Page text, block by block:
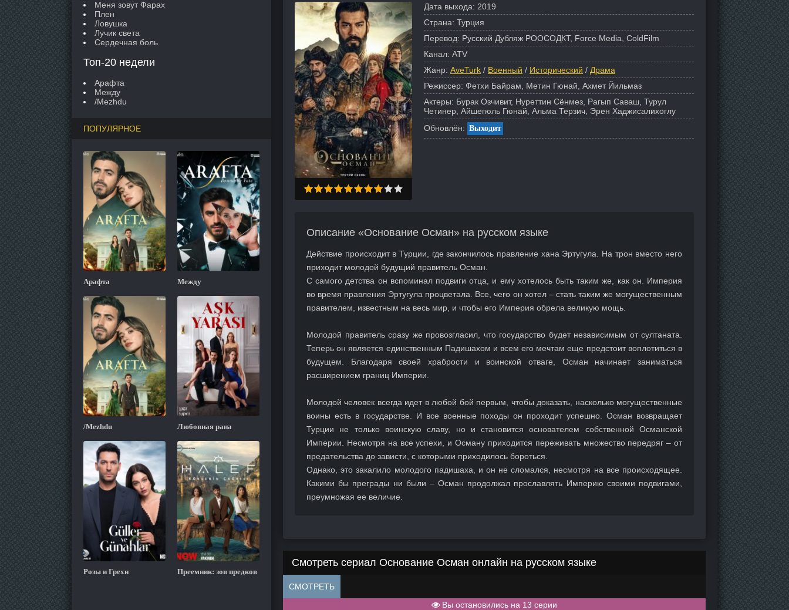
Дата выхода: 2019
Страна: Турция
Перевод: Русский Дубляж РООСОДКТ, Force Media, ColdFilm
Канал: ATV
Жанр: AveTurk / Военный / Исторический / Драма
Режиссер: Фетхи Байрам, Метин Гюнай, Ахмет Йильмаз
Актеры: Бурак Озчивит, Нуреттин Сёнмез, Рагып Саваш, Турул
Четинер, Айшегюль Гюнай, Альма Терзич, Эрен Хаджисалихоглу
Обновлён: Выходит
Описание «Основание Осман» на русском языке
Действие происходит в Турции, где закончилось правление хана Эртугула. На трон вместо него
приходит молодой будущий правитель Осман.
С самого детства он вспоминал подвиги отца, и ему хотелось быть таким же, как он. Империя
во время правления Эртугула процветала. Все, чего он хотел – стать таким же могущественным
правителем, известным на весь мир, и чтобы его Империя обрела великую мощь.
Молодой правитель сразу же провозгласил, что государство будет независимым от султаната.
Теперь он является единственным Падишахом и всем его мечтам еще предстоит воплотиться в
будущем. Благодаря своей храбрости и воинской отваге, Осман начинает заниматься
расширением границ Империи.
Молодой человек всегда идет в любой бой первым, чтобы доказать, насколько могущественные
воины есть в государстве. И все военные походы он проходит успешно. Осман возвращает
Турции не только воинскую славу, но и становится основателем собственной Османской
Империи. Несмотря на все успехи, и Осману приходится переживать множество передряг – от
предательства до зависти, с которыми приходилось бороться.
Однако, это закалило молодого падишаха, и он не сломался, несмотря на все происходящее.
Какими бы преграды ни были – Осман продолжал прославлять Империю своими подвигами,
преумножая ее величие.
Смотреть сериал Основание Осман онлайн на русском языке
СМОТРЕТЬ
Вы остановились на 13 серии
Меня зовут Фарах
Плен
Ловушка
Лучик света
Сердечная боль
Топ-20 недели
Арафта
Между
/Mezhdu
ПОПУЛЯРНОЕ
Арафта Между
/Mezhdu Любовная рана
Розы и Грехи Преемник: зов предков